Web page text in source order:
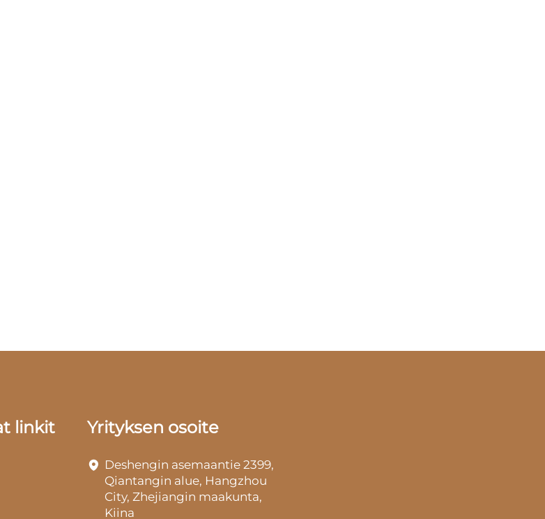
linkit Yrityksen osoite
Deshengin asemaantie 2399,
Qiantangin alue, Hangzhou
City, Zhejiangin maakunta,
Kiina